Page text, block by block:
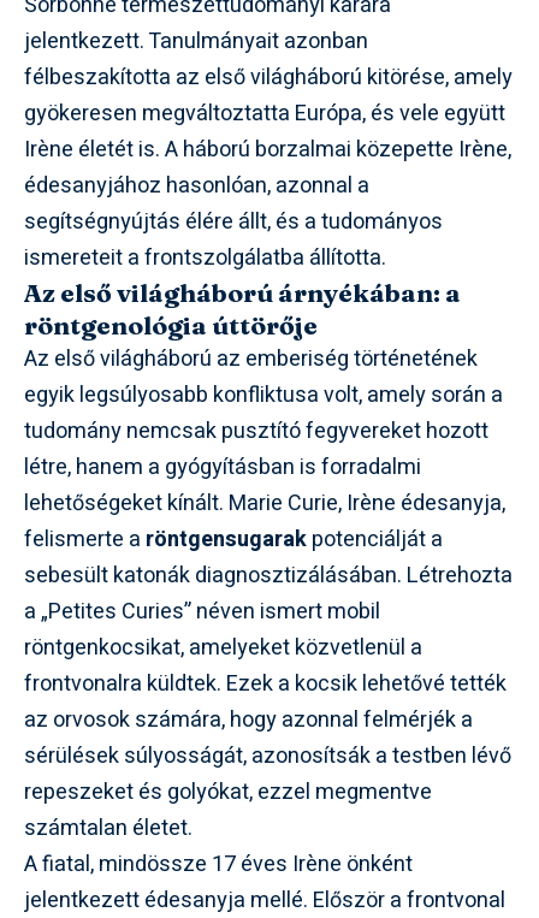
jelentkezett. Tanulmányait azonban
félbeszakította az első világháború kitörése, amely
gyökeresen megváltoztatta Európa, és vele együtt
Irène életét is. A háború borzalmai közepette Irène,
édesanyjához hasonlóan, azonnal a
segítségnyújtás élére állt, és a tudományos
ismereteit a frontszolgálatba állította.
Az első világháború árnyékában: a
röntgenológia úttörője
Az első világháború az emberiség történetének
egyik legsúlyosabb konfliktusa volt, amely során a
tudomány nemcsak pusztító fegyvereket hozott
létre, hanem a gyógyításban is forradalmi
lehetőségeket kínált. Marie Curie, Irène édesanyja,
felismerte a röntgensugarakpotenciálját a
sebesült katonák diagnosztizálásában. Létrehozta
a „Petites Curies” néven ismert mobil
röntgenkocsikat, amelyeket közvetlenül a
frontvonalra küldtek. Ezek a kocsik lehetővé tették
az orvosok számára, hogy azonnal felmérjék a
sérülések súlyosságát, azonosítsák a testben lévő
repeszeket és golyókat, ezzel megmentve
számtalan életet.
A fiatal, mindössze 17 éves Irène önként
jelentkezett édesanyja mellé. Először a frontvonal